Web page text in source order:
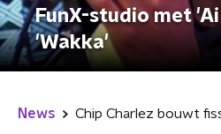
FunX-studio met
'Wakka'
News